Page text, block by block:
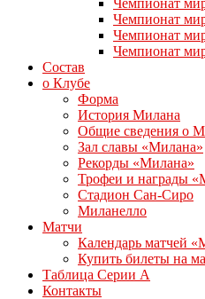
Чемпионат
Чемпионат
Чемпионат
Чемпионат
Состав
о Клубе
Форма
История Милана
Общие сведения о
Зал славы «Милана»
Рекорды «Милана»
Трофеи и награды
Стадион Сан-Сиро
Миланелло
Матчи
Календарь матчей
Купить билеты на
Таблица Серии А
Контакты